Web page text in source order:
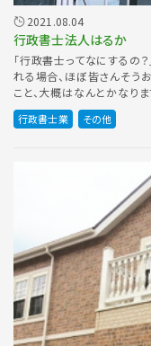
2021.08.04
行政書士法人はるか
「行政書士ってなにするの
れる場合、ほぼ皆さんそう
こと、大概はなんとかなり
行政書士業 その他